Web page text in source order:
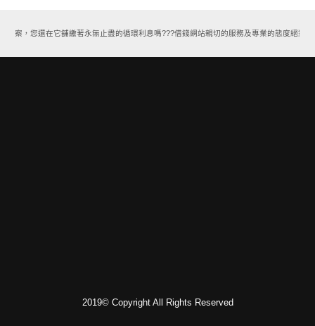
方案，您還在它舖繳著永無止盡的循環利息嗎???借錢網站親切的服務及專業的態度絕對
2019© Copyright All Rights Reserved